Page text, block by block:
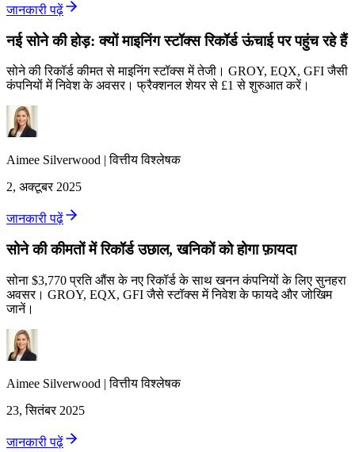
जानकारी पढ़ें
नई सोने की होड़: क्यों माइनिंग स्टॉक्स रिकॉर्ड ऊंचाई पर पहुंच रहे हैं
सोने की रिकॉर्ड कीमत से माइनिंग स्टॉक्स में तेजी। GROY, EQX, GFI जैसी
कंपनियों में निवेश के अवसर। फ्रैक्शनल शेयर से £1 से शुरुआत करें।
Aimee Silverwood |वित्तीय विश्लेषक
2, अक्टूबर 2025
जानकारी पढ़ें
सोने की कीमतों में रिकॉर्ड उछाल, खनिकों को होगा फ़ायदा
सोना $3,770 प्रति औंस के नए रिकॉर्ड के साथ खनन कंपनियों के लिए सुनहरा
अवसर। GROY, EQX, GFI जैसे स्टॉक्स में निवेश के फायदे और जोखिम
जानें।
Aimee Silverwood |वित्तीय विश्लेषक
23, सितंबर 2025
जानकारी पढ़ें